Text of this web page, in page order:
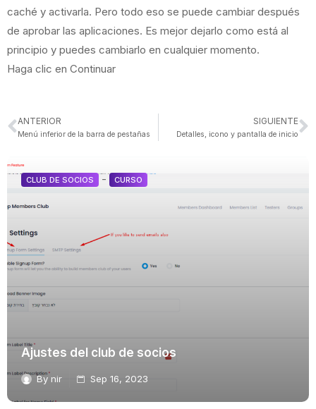
caché y activarla. Pero todo eso se puede cambiar después
de aprobar las aplicaciones. Es mejor dejarlo como está al
principio y puedes cambiarlo en cualquier momento.
Haga clic en Continuar
ANTERIOR
Menú inferior de la barra de pestañas
SIGUIENTE
Detalles, icono y pantalla de inicio
CLUB DE SOCIOS - CURSO
Ajustes del club de socios
By nir Sep 16, 2023